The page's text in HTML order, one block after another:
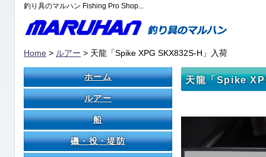
釣り具のマルハン Fishing Pro Shop...
Home > ルアー > 天龍「Spike XPG SKX832S-H」入荷
天龍「Spike
ホーム
ルアー
船
磯・投・堤防